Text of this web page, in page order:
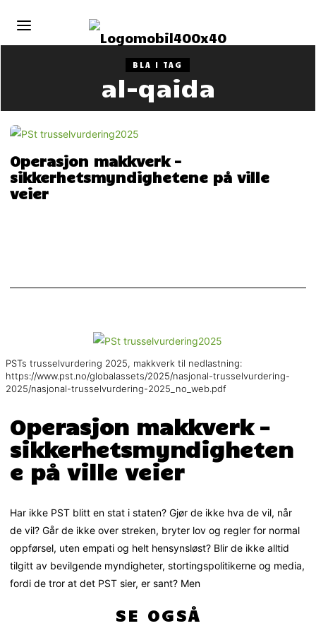
BLA I TAG
al-qaida
Operasjon makkverk –
sikkerhetsmyndighetene på ville
veier
PSTs trusselvurdering 2025, makkverk til nedlastning:
https://www.pst.no/globalassets/2025/nasjonal-trusselvurdering-
2025/nasjonal-trusselvurdering-2025_no_web.pdf
Operasjon makkverk –
sikkerhetsmyndigheten
e på ville veier
Har ikke PST blitt en stat i staten? Gjør de ikke hva de vil, når
de vil? Går de ikke over streken, bryter lov og regler for normal
oppførsel, uten empati og helt hensynsløst? Blir de ikke alltid
tilgitt av bevilgende myndigheter, stortingspolitikerne og media,
fordi de tror at det PST sier, er sant? Men
SE OGSÅ